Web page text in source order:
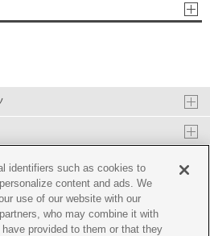
ト
identifiers such as cookies to
content and ads. We
use of our website with our
who may combine it with
provided to them or that they